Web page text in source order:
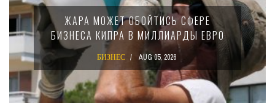
ЖАРА МОЖЕТ ОБОЙТИСЬ СФЕРЕ
БИЗНЕСА КИПРА В МИЛЛИАРДЫ ЕВРО
БИЗНЕС AUG 05, 2026